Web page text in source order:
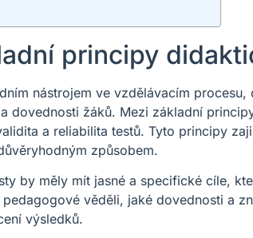
principy
nástrojem ve vzdělávacím
dovednosti žáků. Mezi základní
a reliabilita testů. Tyto principy
způsobem.
by měly mít jasné a specifické cíle,
věděli, jaké dovednosti a
výsledků.